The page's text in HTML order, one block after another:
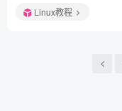
Linux教程